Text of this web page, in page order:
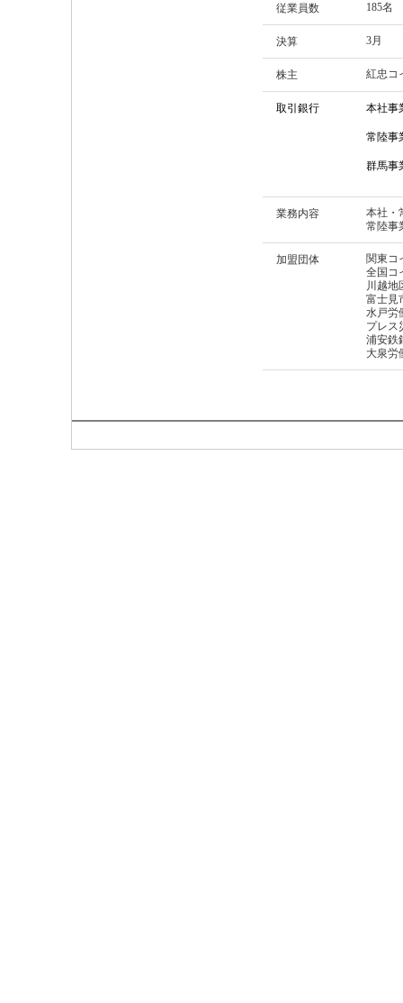
従業員数 185名
決算 3月
株主 紅忠コ
取引銀行 本社事
常陸事
群馬事
業務内容
本社・
常陸事
加盟団体
関東コ
全国コ
川越地
富士見
水戸労
プレス
浦安鉄
大泉労